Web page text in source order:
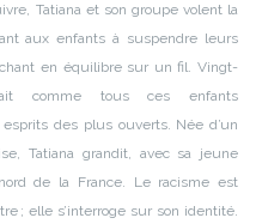
Tatiana et son groupe volent la
aux enfants à suspendre leurs
en équilibre sur un fil. Vingt-
comme tous ces enfants
des plus ouverts. Née d’un
Tatiana grandit, avec sa jeune
de la France. Le racisme est
; elle s’interroge sur son identité.